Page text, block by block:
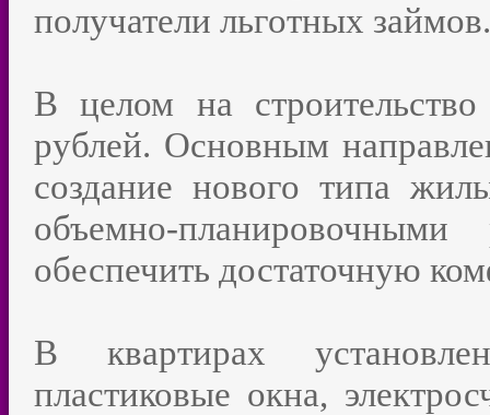
получатели льготных займов.
В целом на
рублей. Основным
создание нового типа
объемно-
обеспечить достаточную
В квартирах
пластиковые окна,